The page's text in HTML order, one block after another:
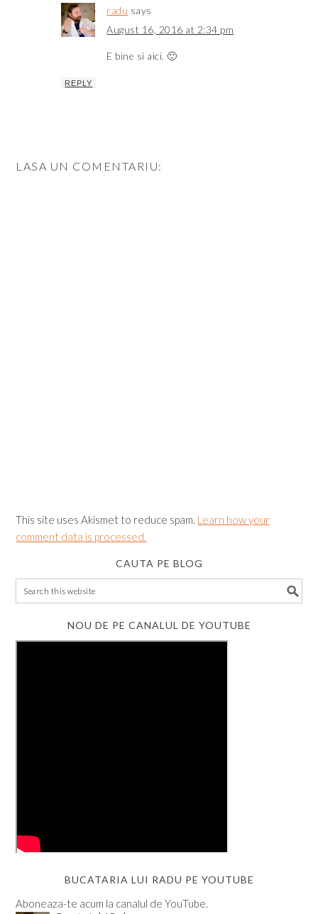
radu says
August 16, 2016 at 2:34 pm
E bine si aici. 🙂
REPLY
LASA UN COMENTARIU:
This site uses Akismet to reduce spam. Learn how your
comment data is processed.
CAUTA PE BLOG
NOU DE PE CANALUL DE YOUTUBE
BUCATARIA LUI RADU PE YOUTUBE
Aboneaza-te acum la canalul de YouTube.